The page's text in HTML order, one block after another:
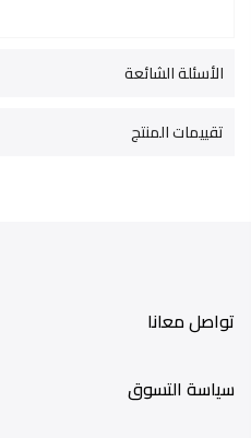
الأسئلة الشائعة
تقييمات المنتج
تواصل معانا
سياسة التسوق